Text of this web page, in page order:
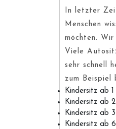
In letzter
Menschen
möchten.
Viele
sehr schnell
zum Beispiel
Kindersitz ab 1
Kindersitz ab 2
Kindersitz ab 3
Kindersitz ab 6